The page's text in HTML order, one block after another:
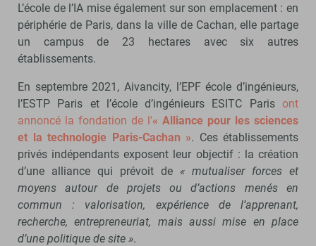
L’école de l’IA mise également sur son emplacement : en
périphérie de Paris, dans la ville de Cachan, elle partage
un campus de 23 hectares avec six autres
établissements.
En septembre 2021, Aivancity, l’EPF école d’ingénieurs,
l’ESTP Paris et l’école d’ingénieurs ESITC Parisont
annoncé la fondation de l'« Alliance pour les sciences
et la technologie Paris-Cachan ». Ces établissements
privés indépendants exposent leur objectif : la création
d’une alliance qui prévoit de « mutualiser forces et
moyens autour de projets ou d’actions menés en
commun : valorisation, expérience de l’apprenant,
recherche, entrepreneuriat, mais aussi mise en place
d’une politique de site ».